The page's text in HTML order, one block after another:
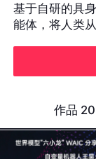
基于自研的具
能体，将人类
作品